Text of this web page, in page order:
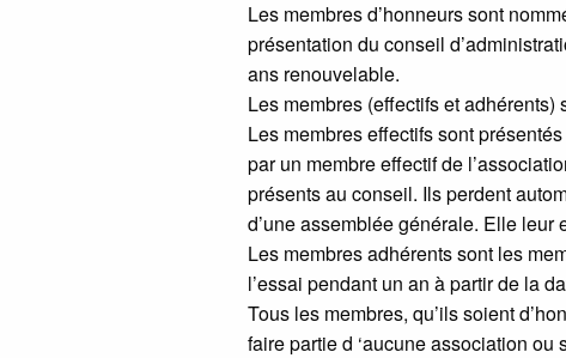
Les membres d’honneurs sont
présentation du conseil
ans renouvelable.
Les membres (effectifs et
Les membres effectifs sont
par un membre effectif de
présents au conseil. Ils perdent
d’une assemblée générale. Elle
Les membres adhérents sont les
l’essai pendant un an à partir de la
Tous les membres, qu’ils soient
faire partie d ‘aucune association ou